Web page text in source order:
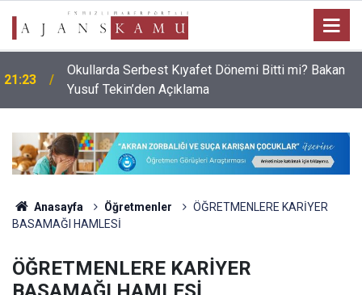
21:23
Okullarda Serbest Kıyafet Dönemi Bitti mi? Bakan
Yusuf Tekin’den Açıklama
Anasayfa Öğretmenler
ÖĞRETMENLERE KARİYER
BASAMAĞI HAMLESİ
ÖĞRETMENLERE KARİYER